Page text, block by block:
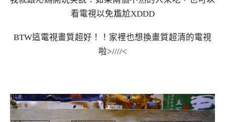
看電視以免尷尬XDDD
BTW這電視畫質超好！！家裡也想換畫質超清的電視
啦>////<